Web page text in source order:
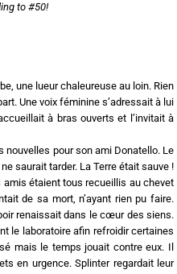
to #50!
une lueur chaleureuse au loin. Rien
Une voix féminine s’adressait à lui
à bras ouverts et l’invitait à
nouvelles pour son ami Donatello. Le
saurait tarder. La Terre était sauve !
étaient tous recueillis au chevet
de sa mort, n’ayant rien pu faire.
renaissait dans le cœur des siens.
le laboratoire afin refroidir certaines
mais le temps jouait contre eux. Il
en urgence. Splinter regardait leur